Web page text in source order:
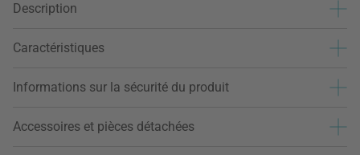
Description
Caractéristiques
Informations sur la sécurité du produit
Accessoires et pièces détachées